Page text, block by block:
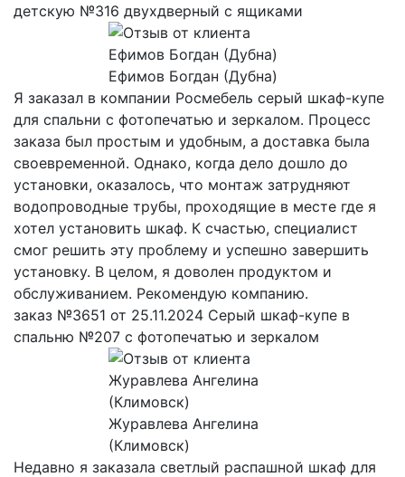
детскую №316 двухдверный с ящиками
Ефимов Богдан (Дубна)
Я заказал в компании Росмебель серый шкаф-купе
для спальни с фотопечатью и зеркалом. Процесс
заказа был простым и удобным, а доставка была
своевременной. Однако, когда дело дошло до
установки, оказалось, что монтаж затрудняют
водопроводные трубы, проходящие в месте где я
хотел установить шкаф. К счастью, специалист
смог решить эту проблему и успешно завершить
установку. В целом, я доволен продуктом и
обслуживанием. Рекомендую компанию.
заказ №3651 от 25.11.2024 Серый шкаф-купе в
спальню №207 с фотопечатью и зеркалом
Журавлева Ангелина
(Климовск)
Недавно я заказала светлый распашной шкаф для